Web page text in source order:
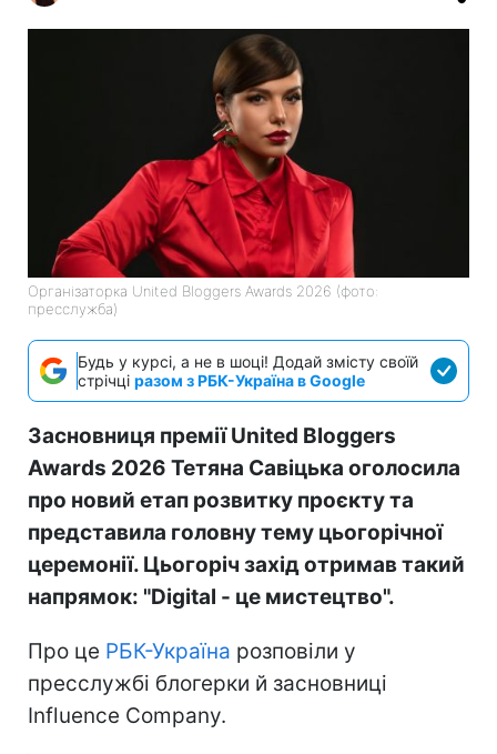
Організаторка United Bloggers Awards 2026 (фото:
пресслужба)
Будь у курсі, а не в шоці! Додай змісту своїй
стрічці разом з РБК-Україна в Google
Засновниця премії United Bloggers
Awards 2026 Тетяна Савіцька оголосила
про новий етап розвитку проєкту та
представила головну тему цьогорічної
церемонії. Цьогоріч захід отримав такий
напрямок: "Digital - це мистецтво".
Про це РБК-Україна розповіли у
пресслужбі блогерки й засновниці
Influence Company.